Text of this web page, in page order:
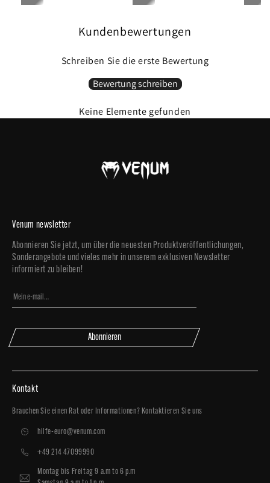
Kompression fördert zudem die Blutzirkulation und unterstützt die Regeneration.
Siebdrucklogos
Bei niedriger Temperatur waschen / 30°C.
Kundenbewertungen
Schreiben Sie die erste Bewertung
Bewertung schreiben
Keine Elemente gefunden
Venum newsletter
Abonnieren Sie jetzt, um über die neuesten Produktveröffentlichungen,
Sonderangebote und vieles mehr in unserem exklusiven Newsletter
informiert zu bleiben!
Abonnieren
Kontakt
Brauchen Sie einen Rat oder Informationen? Kontaktieren Sie uns
hilfe-euro@venum.com
+49 214 47099990
Montag bis Freitag 9 a.m to 6 p.m